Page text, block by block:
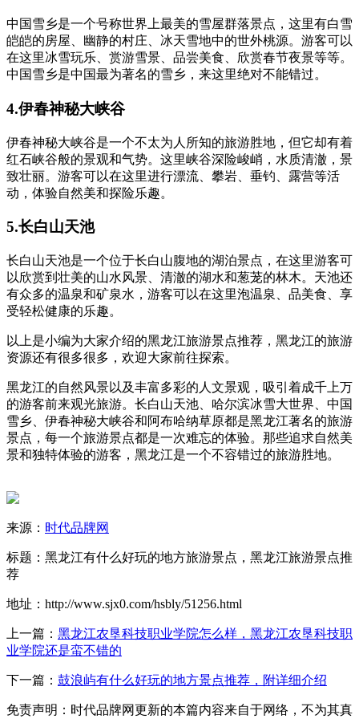
中国雪乡是一个号称世界上最美的雪屋群落景点，这里有白雪
皑皑的房屋、幽静的村庄、冰天雪地中的世外桃源。游客可以
在这里冰雪玩乐、赏游雪景、品尝美食、欣赏春节夜景等等。
中国雪乡是中国最为著名的雪乡，来这里绝对不能错过。
4.伊春神秘大峡谷
伊春神秘大峡谷是一个不太为人所知的旅游胜地，但它却有着
红石峡谷般的景观和气势。这里峡谷深险峻峭，水质清澈，景
致壮丽。游客可以在这里进行漂流、攀岩、垂钓、露营等活
动，体验自然美和探险乐趣。
5.长白山天池
长白山天池是一个位于长白山腹地的湖泊景点，在这里游客可
以欣赏到壮美的山水风景、清澈的湖水和葱茏的林木。天池还
有众多的温泉和矿泉水，游客可以在这里泡温泉、品美食、享
受轻松健康的乐趣。
以上是小编为大家介绍的黑龙江旅游景点推荐，黑龙江的旅游
资源还有很多很多，欢迎大家前往探索。
黑龙江的自然风景以及丰富多彩的人文景观，吸引着成千上万
的游客前来观光旅游。长白山天池、哈尔滨冰雪大世界、中国
雪乡、伊春神秘大峡谷和阿布哈纳草原都是黑龙江著名的旅游
景点，每一个旅游景点都是一次难忘的体验。那些追求自然美
景和独特体验的游客，黑龙江是一个不容错过的旅游胜地。
来源： 时代品牌网
标题：黑龙江有什么好玩的地方旅游景点，黑龙江旅游景点推
荐
地址：http://www.sjx0.com/hsbly/51256.html
上一篇： 黑龙江农垦科技职业学院怎么样，黑龙江农垦科技职
业学院还是蛮不错的
下一篇： 鼓浪屿有什么好玩的地方景点推荐，附详细介绍
免责声明：时代品牌网更新的本篇内容来自于网络，不为其真